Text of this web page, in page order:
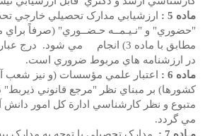
ماده 5 :
ارزشيابي مدارک تحصيلي خارجي
"حضوري" و "نـيـمــه حـضــوري" (صرفاً
مطابق با ماده 3) انجام مي شود.
در ارزشنامه هاي مربوط ضروري است.
ماده 6 :
اعتبار علمي مؤسسات (و نيز شعب
کشورها) بر مبناي نظر "مرجع قانوني
متبوع و نظر کارشناسي ادارة کل امور دانش
مي گردد.